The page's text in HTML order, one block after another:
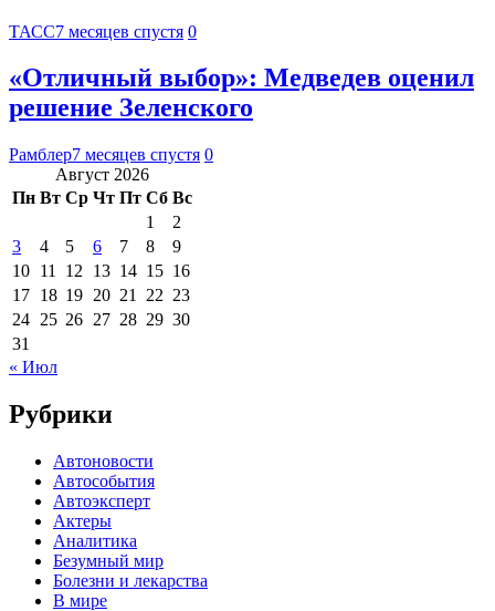
ТАСС7 месяцев спустя 0
«Отличный выбор»: Медведев оценил
решение Зеленского
Рамблер7 месяцев спустя 0
Август 2026
Пн Вт Ср Чт Пт Сб Вс
1
2
3
4 5 6 7 8
9
10 11 12 13 14 15 16
17 18 19 20 21 22 23
24 25 26 27 28 29 30
31
« Июл
Рубрики
Автоновости
Автособытия
Автоэксперт
Актеры
Аналитика
Безумный мир
Болезни и лекарства
В мире